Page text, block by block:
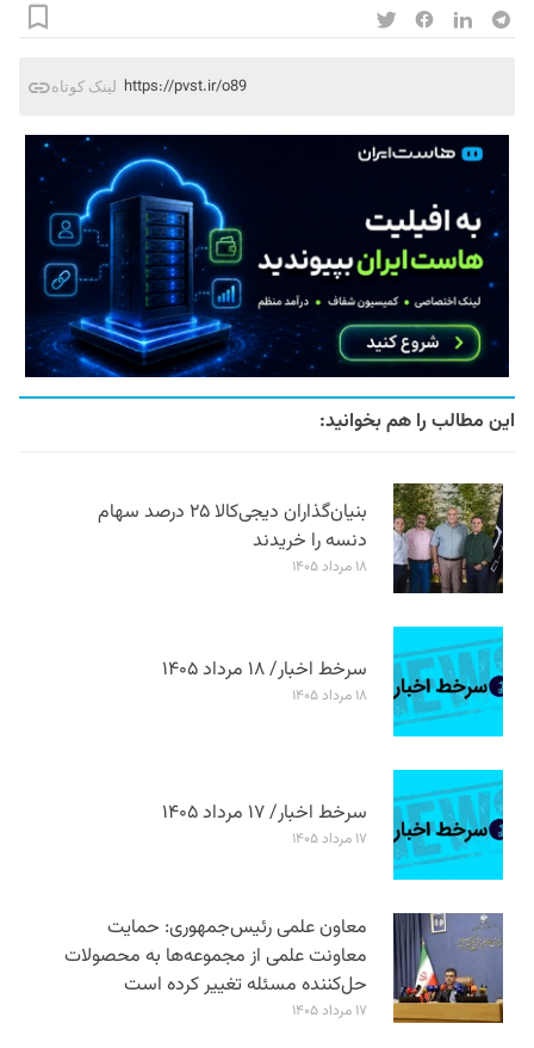
لینک کوتاه https://pvst.ir/o89
این مطالب را هم بخوانید:
بنیان‌گذاران دیجی‌کالا ۲۵ درصد سهام
دنسه را خریدند
۱۸ مرداد ۱۴۰۵
سرخط اخبار/ ۱۸ مرداد ۱۴۰۵
۱۸ مرداد ۱۴۰۵
سرخط اخبار/ ۱۷ مرداد ۱۴۰۵
۱۷ مرداد ۱۴۰۵
معاون علمی رئیس‌جمهوری: حمایت
معاونت علمی از مجموعه‌ها به محصولات
حل‌کننده مسئله تغییر کرده است
۱۷ مرداد ۱۴۰۵